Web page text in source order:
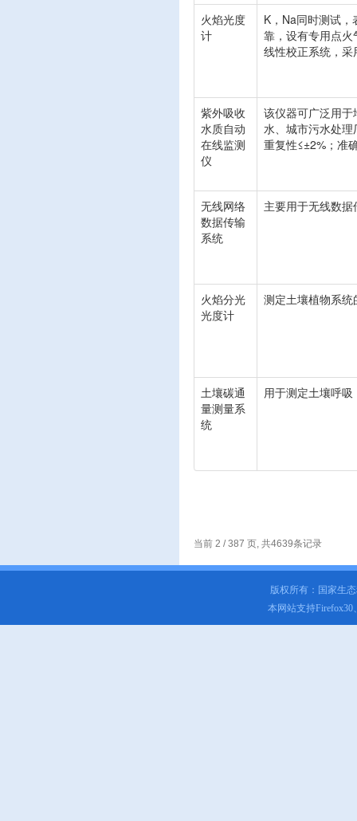
火焰光度
计
K，Na同时测试
靠，设有专用点
线性校正系统，
紫外吸收
水质自动
在线监测
仪
该仪器可广泛用
水、城市污水处
重复性≤±2%；准
无线网络
数据传输
系统
主要用于无线数
火焰分光
光度计
测定土壤植物系统
土壤碳通
量测量系
统
用于测定土壤呼吸
当前 2 / 387 页, 共4639条记录
版权所有：国家生
本网站支持